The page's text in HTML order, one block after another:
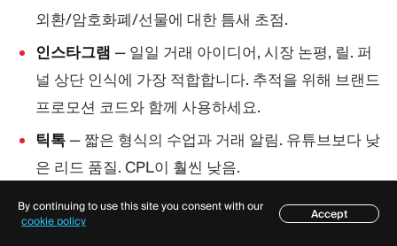
외환/암호화폐/선물에 대한 틈새 초점.
인스타그램 — 일일 거래 아이디어, 시장 논평, 릴. 퍼
널 상단 인식에 가장 적합합니다. 추적을 위해 브랜드
프로모션 코드와 함께 사용하세요.
틱톡 — 짧은 형식의 수업과 거래 알림. 유튜브보다 낮
은 리드 품질. CPL이 훨씬 낮음.
텔레그램과 디스코드— 저평가된 채널. 대형 외환 텔
레그램 채널(2만–20만 회원)은 CIS, MENA, LATAM,
목차
By continuing to use this site you consent with our
cookie policy
Accept